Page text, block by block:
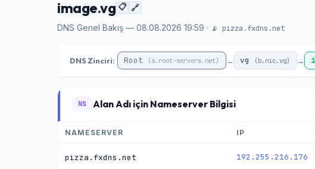
image.vg 📋 🔗
DNS Genel Bakış — 08.08.2026 19:59 · 📡 pizza.fxdns.net
DNS Zinciri: Root (a.root-servers.net) → vg (b.nic.vg) →
NS Alan Adı için Nameserver Bilgisi
NAMESERVER IP
pizza.fxdns.net 192.255.216.176